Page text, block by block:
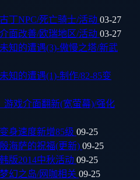
丁NPC/死亡骑士/活动 03-27
面改善/欧瑞地区/活动 03-27
知的遭遇(3)-傲慢之塔/新武
知的遭遇(1)-制作/82-85变
游戏介面翻新(宽萤幕)/强化
身速度新增85级 09-25
海萨的祝福(更新) 09-25
版2014中秋活动 09-25
幻之岛/网咖相关 09-25